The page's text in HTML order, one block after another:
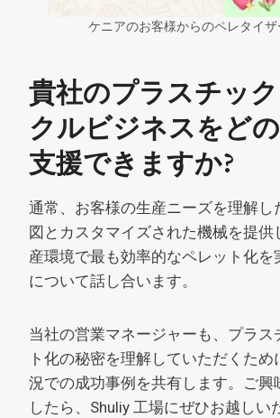
ケニアのお客様からのペレタイ
貴社のプラスチッ
クルビジネスをど
支援できますか?
通常、お客様の生産ニーズを理解し
図とカスタマイズされた機械を提供
産環境で最も効率的なペレット化を
について話し合います。
当社の営業マネージャーも、プラス
ト化の秘密を理解していただくため
況での成功事例を共有します。ご興
したら、Shuliy 工場にぜひお越しい